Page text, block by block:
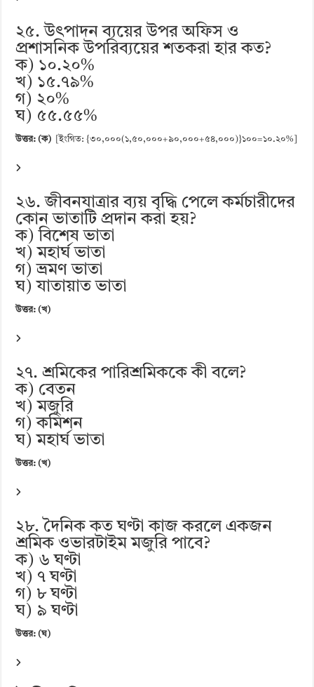
২৫. উৎপাদন ব্যয়ের উপর অফিস ও
প্রশাসনিক উপরিব্যয়ের শতকরা হার কত?
ক) ১০.২০%
খ) ১৫.৭৯%
গ) ২০%
ঘ) ৫৫.৫৫%
উত্তর: (ক) [ইংগিত: {৩০,০০০(১,৫০,০০০+৯০,০০০+৫৪,০০০)}১০০=১০.২০%]
২৬. জীবনযাত্রার ব্যয় বৃদ্ধি পেলে কর্মচারীদের
কোন ভাতাটি প্রদান করা হয়?
ক) বিশেষ ভাতা
খ) মহার্ঘ ভাতা
গ) ভ্রমণ ভাতা
ঘ) যাতায়াত ভাতা
উত্তর: (খ)
২৭. শ্রমিকের পারিশ্রমিককে কী বলে?
ক) বেতন
খ) মজুরি
গ) কমিশন
ঘ) মহার্ঘ ভাতা
উত্তর: (খ)
২৮. দৈনিক কত ঘণ্টা কাজ করলে একজন
শ্রমিক ওভারটাইম মজুরি পাবে?
ক) ৬ ঘণ্টা
খ) ৭ ঘণ্টা
গ) ৮ ঘণ্টা
ঘ) ৯ ঘণ্টা
উত্তর: (ঘ)